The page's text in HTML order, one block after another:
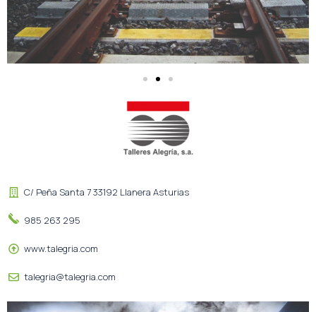
C/ Peña Santa 7 33192 Llanera Asturias
985 263 295
www.talegria.com
talegria@talegria.com